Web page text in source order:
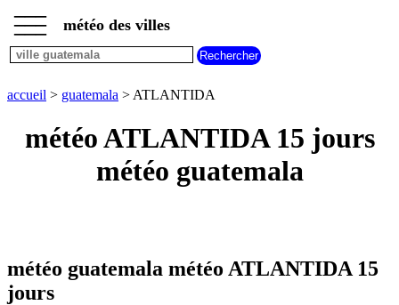
accueil
météo
guatemala
___
___ météo des villes
accueil > guatemala > ATLANTIDA
météo ATLANTIDA 15 jours
météo guatemala
météo guatemala météo ATLANTIDA 15
jours